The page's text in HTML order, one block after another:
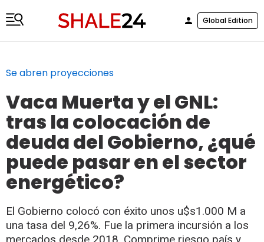
Global Edition
Se abren proyecciones
Vaca Muerta y el GNL:
tras la colocación de
deuda del Gobierno, ¿qué
puede pasar en el sector
energético?
El Gobierno colocó con éxito unos u$s1.000 M a
una tasa del 9,26%. Fue la primera incursión a los
mercados desde 2018. Comprime riesgo país y